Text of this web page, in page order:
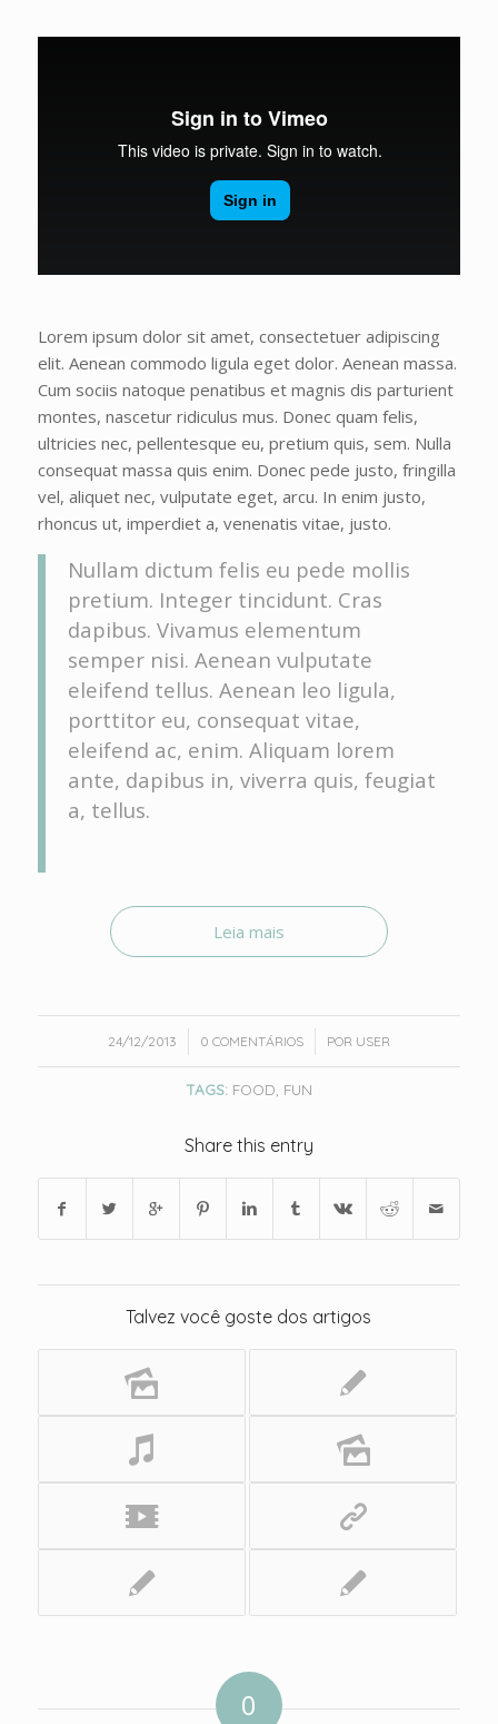
Lorem ipsum dolor sit amet, consectetuer adipiscing
elit. Aenean commodo ligula eget dolor. Aenean massa.
Cum sociis natoque penatibus et magnis dis parturient
montes, nascetur ridiculus mus. Donec quam felis,
ultricies nec, pellentesque eu, pretium quis, sem. Nulla
consequat massa quis enim. Donec pede justo, fringilla
vel, aliquet nec, vulputate eget, arcu. In enim justo,
rhoncus ut, imperdiet a, venenatis vitae, justo.
Nullam dictum felis eu pede mollis
pretium. Integer tincidunt. Cras
dapibus. Vivamus elementum
semper nisi. Aenean vulputate
eleifend tellus. Aenean leo ligula,
porttitor eu, consequat vitae,
eleifend ac, enim. Aliquam lorem
ante, dapibus in, viverra quis, feugiat
a, tellus.
Leia mais
24/12/2013
/ 0 COMENTÁRIOS
/ POR USER
TAGS: FOOD FUN
Share this entry
Talvez você goste dos artigos
0